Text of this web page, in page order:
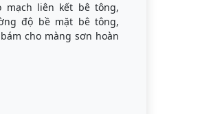
mạch liên kết bê tông,
độ bề mặt bê tông,
cho màng sơn hoàn